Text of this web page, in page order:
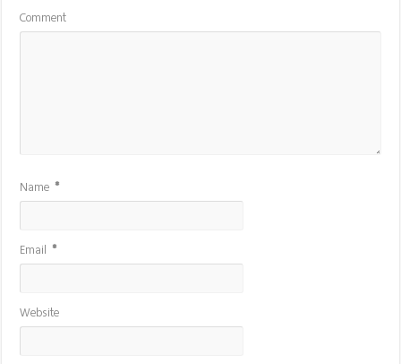
Comment
Name*
Email*
Website